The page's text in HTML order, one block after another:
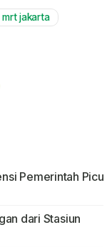
Mute
jakarta
Pemerintah Picu
dari Stasiun